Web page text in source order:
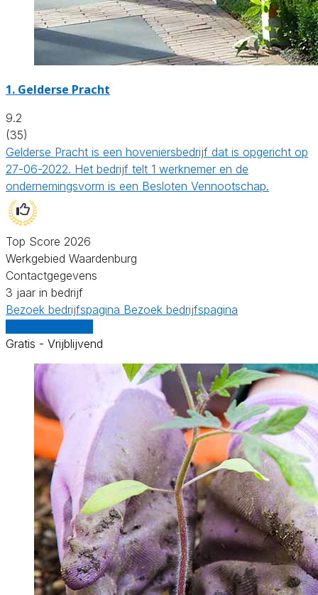
1. Gelderse Pracht
9.2
(35)
Gelderse Pracht is een hoveniersbedrijf dat is opgericht op
27-06-2022. Het bedrijf telt 1 werknemer en de
ondernemingsvorm is een Besloten Vennootschap.
Top Score 2026
Werkgebied Waardenburg
Contactgegevens
3 jaar in bedrijf
Bezoek bedrijfspagina Bezoek bedrijfspagina
Gratis - Vrijblijvend